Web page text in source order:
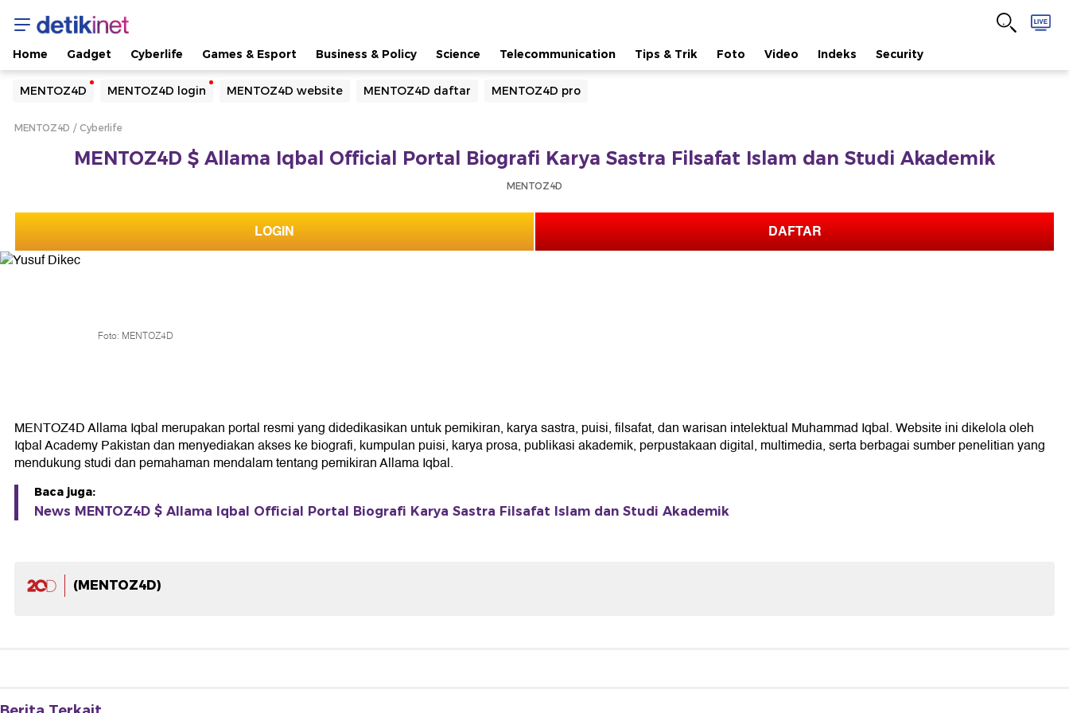
Home Gadget Cyberlife Games & Esport Business & Policy Science Telecommunication Tips & Trik Foto Video Indeks Security
MENTOZ4D MENTOZ4D login MENTOZ4D website MENTOZ4D daftar MENTOZ4D pro
Yang sedang ramai dicari
Loading...
MENTOZ4D Cyberlife
MENTOZ4D $ Allama Iqbal Official Portal Biografi Karya Sastra Filsafat Islam dan Studi Akademik
MENTOZ4D
LOGIN DAFTAR
Foto: MENTOZ4D
MENTOZ4D Allama Iqbal merupakan portal resmi yang didedikasikan untuk pemikiran, karya sastra, puisi, filsafat, dan warisan intelektual Muhammad Iqbal. Website ini dikelola oleh
Iqbal Academy Pakistan dan menyediakan akses ke biografi, kumpulan puisi, karya prosa, publikasi akademik, perpustakaan digital, multimedia, serta berbagai sumber penelitian yang
mendukung studi dan pemahaman mendalam tentang pemikiran Allama Iqbal.
Baca juga:
News MENTOZ4D $ Allama Iqbal Official Portal Biografi Karya Sastra Filsafat Islam dan Studi Akademik
(MENTOZ4D)